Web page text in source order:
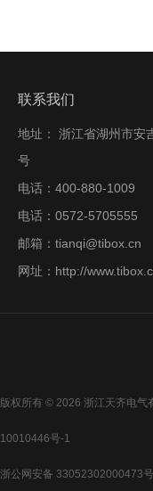
联系我们
地址： 浙江省湖州市安
号
电话：400-880-1009
电话：0572-5705555
邮箱：tianqi@tibox.cn
网址： http://
版权所有 © 2026 浙江天齐电气
10010446号-1
浙公网安备 33052302000473号